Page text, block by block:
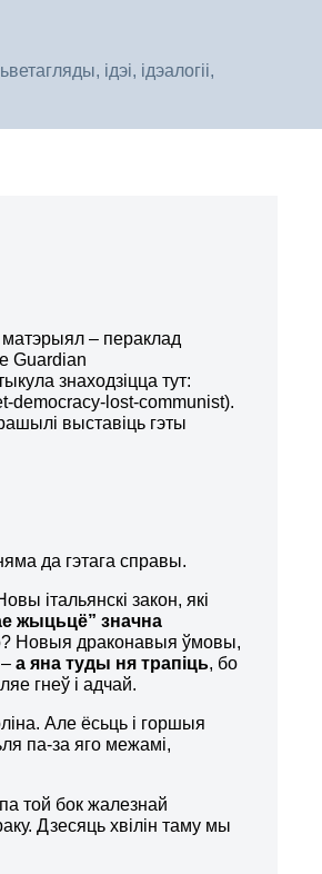
ідэі, ідэалогіі,
– пераклад
Guardian
знаходзіцца тут:
democracy-lost-communist).
выставіць гэты
да гэтага справы.
італьянскі закон, які
жыцьцё” значна
Новыя драконавыя ўмовы,
–а яна туды ня трапіць, бо
гнеў і адчай.
Але ёсьць і горшыя
па-за яго межамі,
той бок жалезнай
Дзесяць хвілін таму мы